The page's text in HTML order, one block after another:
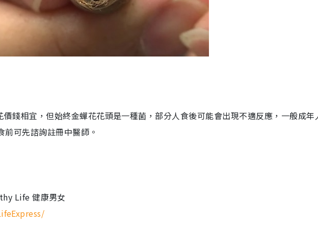
錢相宜，但始終金蟬花花頭是一種菌，部分人食後可能會出現不適反應，一般成年
可先諮詢註冊中醫師。
Life 健康男女